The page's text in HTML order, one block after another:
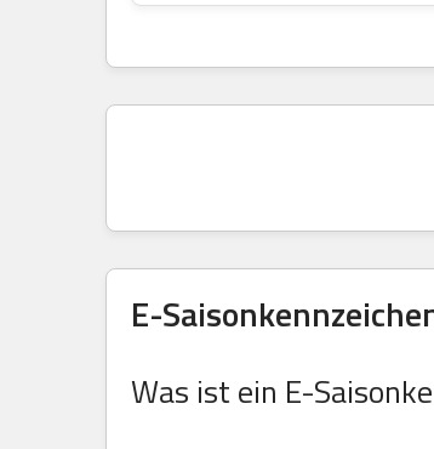
E-
Was ist ein E-